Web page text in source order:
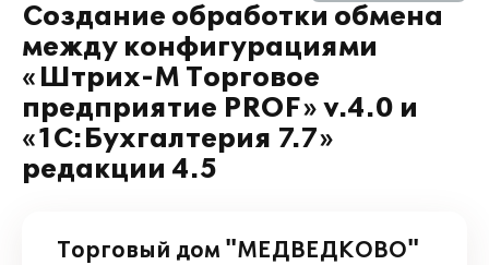
Создание обработки обмена
между конфигурациями
«Штрих-М Торговое
предприятие PROF» v.4.0 и
«1С:Бухгалтерия 7.7»
редакции 4.5
Торговый дом "МЕДВЕДКОВО"